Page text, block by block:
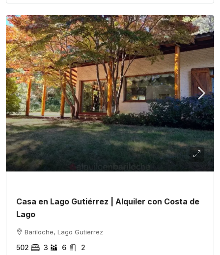
Casa en Lago Gutiérrez | Alquiler con Costa de
Lago
Bariloche, Lago Gutierrez
502 3 6 2